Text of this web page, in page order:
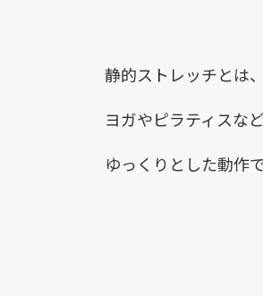
静的ストレッチとは
ヨガやピラティスな
ゆっくりとした動作